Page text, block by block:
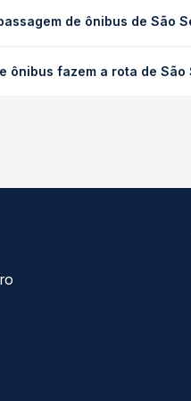
executivo ou leito) e as
de ônibus de São
o tipo de poltrona e a
ônibus fazem a rota de